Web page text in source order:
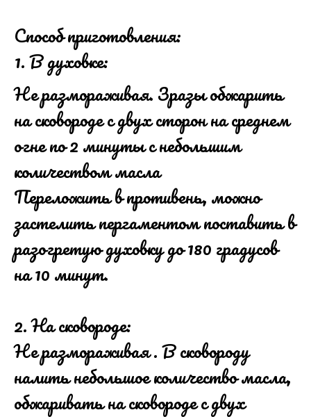
Способ приготовления:
В духовке:
Не размораживая. Зразы обжарить
на сковороде с двух сторон на среднем
огне по 2 минуты с небольшим
количеством масла
Переложить в противень, можно
застелить пергаментом поставить в
разогретую духовку до 180 градусов
на 10 минут.
2. На сковороде:
Не размораживая . В сковороду
налить небольшое количество масла,
обжаривать на сковороде с двух